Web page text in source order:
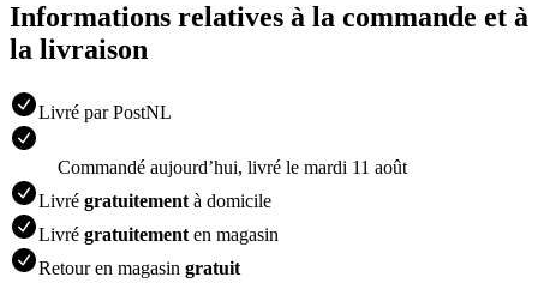
Informations relatives à la commande et à
la livraison
Livré par PostNL
Commandé aujourdʼhui, livré le mardi 11 août
Livré gratuitement à domicile
Livré gratuitement en magasin
Retour en magasin gratuit